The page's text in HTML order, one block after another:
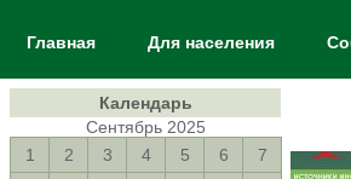
Главная Для населения
Календарь
Сентябрь 2025
1 2 3 4 5 6
7